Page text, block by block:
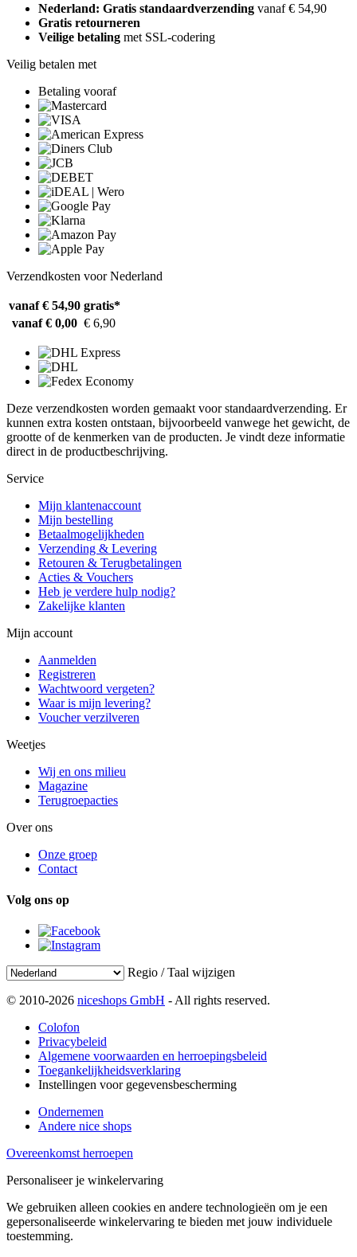
Nederland: Gratis standaardverzending vanaf € 54,90
Gratis retourneren
Veilige betaling met SSL-codering
Veilig betalen met
Betaling vooraf
Verzendkosten voor Nederland
vanaf € 54,90 gratis*
vanaf € 0,00 € 6,90
Deze verzendkosten worden gemaakt voor standaardverzending. Er
kunnen extra kosten ontstaan, bijvoorbeeld vanwege het gewicht, de
grootte of de kenmerken van de producten. Je vindt deze informatie
direct in de productbeschrijving.
Service
Mijn klantenaccount
Mijn bestelling
Betaalmogelijkheden
Verzending & Levering
Retouren & Terugbetalingen
Acties & Vouchers
Heb je verdere hulp nodig?
Zakelijke klanten
Mijn account
Aanmelden
Registreren
Wachtwoord vergeten?
Waar is mijn levering?
Voucher verzilveren
Weetjes
Wij en ons milieu
Magazine
Terugroepacties
Over ons
Onze groep
Contact
Volg ons op
Regio / Taal wijzigen
© 2010-2026 niceshops GmbH - All rights reserved.
Colofon
Privacybeleid
Algemene voorwaarden en herroepingsbeleid
Toegankelijkheidsverklaring
Instellingen voor gegevensbescherming
Ondernemen
Andere nice shops
Overeenkomst herroepen
Personaliseer je winkelervaring
We gebruiken alleen cookies en andere technologieën om je een
gepersonaliseerde winkelervaring te bieden met jouw individuele
toestemming.